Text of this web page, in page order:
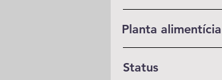
Planta alimentícia
Status